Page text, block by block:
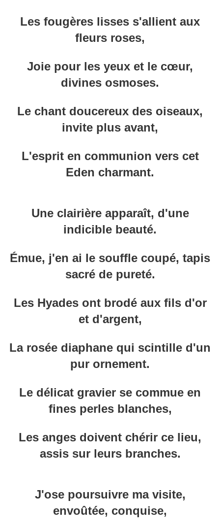
Les fougères lisses s'allient aux
fleurs roses,
Joie pour les yeux et le cœur,
divines osmoses.
Le chant doucereux des oiseaux,
invite plus avant,
L'esprit en communion vers cet
Eden charmant.
Une clairière apparaît, d'une
indicible beauté.
Émue, j'en ai le souffle coupé, tapis
sacré de pureté.
Les Hyades ont brodé aux fils d'or
et d'argent,
La rosée diaphane qui scintille d'un
pur ornement.
Le délicat gravier se commue en
fines perles blanches,
Les anges doivent chérir ce lieu,
assis sur leurs branches.
J'ose poursuivre ma visite,
envoûtée, conquise,